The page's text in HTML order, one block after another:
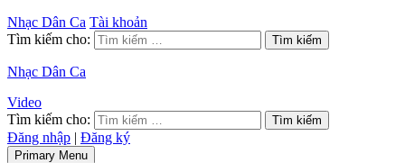
Nhạc Dân Ca Tài khoản
Tìm kiếm cho:
Nhạc Dân Ca
Video
Tìm kiếm cho:
Đăng nhập | Đăng ký
Primary Menu